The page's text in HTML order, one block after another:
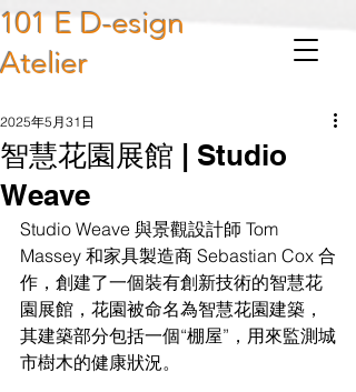
101 E D-esign
Atelier
智慧花園展館 | Studio
Weave
2025年5月31日
Studio Weave 與景觀設計師 Tom
Massey 和家具製造商 Sebastian Cox 合
作，創建了一個裝有創新技術的智慧花
園展館，花園被命名為智慧花園建築，
其建築部分包括一個“棚屋”，用來監測城
市樹木的健康狀況。